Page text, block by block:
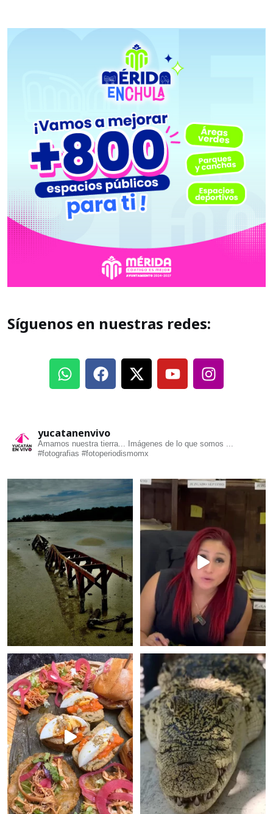
Síguenos en nuestras redes:
yucatanenvivo
Amamos nuestra tierra... Imágenes de lo que somos ...
#fotografias #fotoperiodismomx